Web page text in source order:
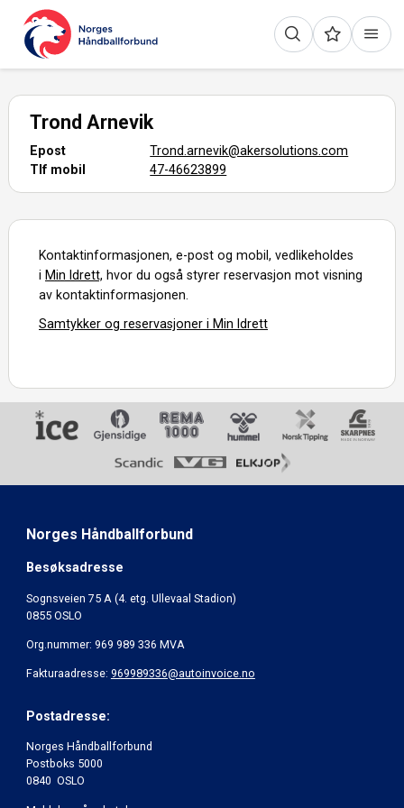
Trond Arnevik
Epost
Trond.arnevik@akersolutions.com
Tlf mobil
47-46623899
Kontaktinformasjonen, e-post og mobil, vedlikeholdes
i Min Idrett, hvor du også styrer reservasjon mot visning
av kontaktinformasjonen.
Samtykker og reservasjoner i Min Idrett
Norges Håndballforbund
Besøksadresse
Sognsveien 75 A (4. etg. Ullevaal Stadion)
0855 OSLO
Org.nummer: 969 989 336 MVA
Fakturaadresse: 969989336@autoinvoice.no
Postadresse:
Norges Håndballforbund
Postboks 5000
0840 OSLO